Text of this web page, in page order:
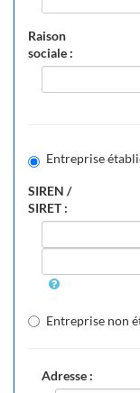
Raison
sociale :
Entreprise
SIREN /
SIRET :
Entreprise non
Adresse :